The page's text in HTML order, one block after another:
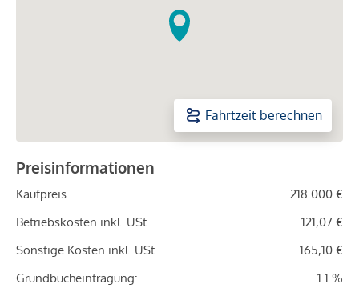
Fahrtzeit berechnen
Preisinformationen
Kaufpreis
218.000 €
Betriebskosten inkl. USt.
121,07 €
Sonstige Kosten inkl. USt.
165,10 €
Grundbucheintragung:
1.1 %